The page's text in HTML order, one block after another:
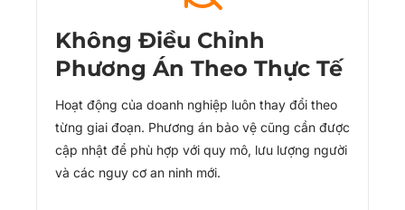
Không Điều Chỉnh
Phương Án Theo Thực Tế
Hoạt động của doanh nghiệp luôn thay đổi theo
từng giai đoạn. Phương án bảo vệ cũng cần được
cập nhật để phù hợp với quy mô, lưu lượng người
và các nguy cơ an ninh mới.